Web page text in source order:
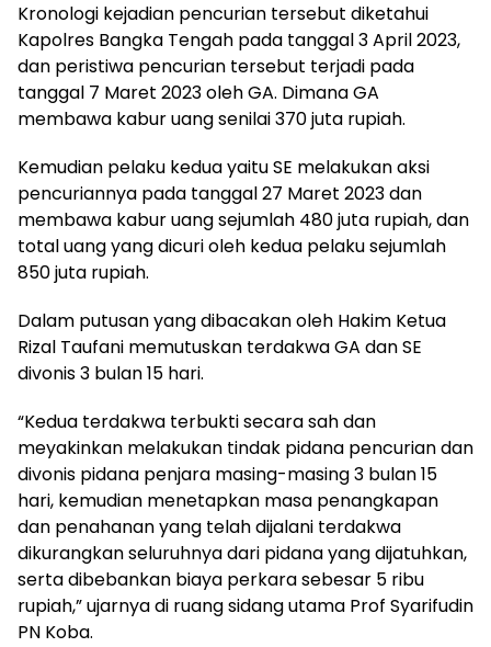
Kronologi kejadian pencurian tersebut diketahui
Kapolres Bangka Tengah pada tanggal 3 April 2023,
dan peristiwa pencurian tersebut terjadi pada
tanggal 7 Maret 2023 oleh GA. Dimana GA
membawa kabur uang senilai 370 juta rupiah.
Kemudian pelaku kedua yaitu SE melakukan aksi
pencuriannya pada tanggal 27 Maret 2023 dan
membawa kabur uang sejumlah 480 juta rupiah, dan
total uang yang dicuri oleh kedua pelaku sejumlah
850 juta rupiah.
Dalam putusan yang dibacakan oleh Hakim Ketua
Rizal Taufani memutuskan terdakwa GA dan SE
divonis 3 bulan 15 hari.
“Kedua terdakwa terbukti secara sah dan
meyakinkan melakukan tindak pidana pencurian dan
divonis pidana penjara masing-masing 3 bulan 15
hari, kemudian menetapkan masa penangkapan
dan penahanan yang telah dijalani terdakwa
dikurangkan seluruhnya dari pidana yang dijatuhkan,
serta dibebankan biaya perkara sebesar 5 ribu
rupiah,” ujarnya di ruang sidang utama Prof Syarifudin
PN Koba.